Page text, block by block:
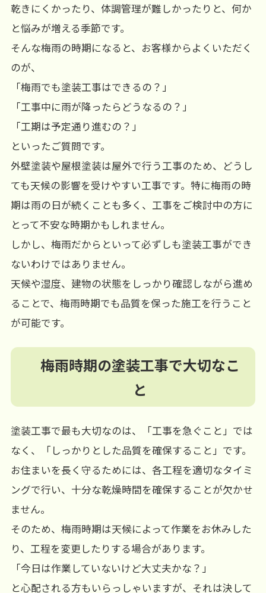
乾きにくかったり、体調管理が難しかったりと、何か
と悩みが増える季節です。
そんな梅雨の時期になると、お客様からよくいただく
のが、
「梅雨でも塗装工事はできるの？」
「工事中に雨が降ったらどうなるの？」
「工期は予定通り進むの？」
といったご質問です。
外壁塗装や屋根塗装は屋外で行う工事のため、どうし
ても天候の影響を受けやすい工事です。特に梅雨の時
期は雨の日が続くことも多く、工事をご検討中の方に
とって不安な時期かもしれません。
しかし、梅雨だからといって必ずしも塗装工事ができ
ないわけではありません。
天候や湿度、建物の状態をしっかり確認しながら進め
ることで、梅雨時期でも品質を保った施工を行うこと
が可能です。
梅雨時期の塗装工事で大切なこ
と
塗装工事で最も大切なのは、「工事を急ぐこと」では
なく、「しっかりとした品質を確保すること」です。
お住まいを長く守るためには、各工程を適切なタイミ
ングで行い、十分な乾燥時間を確保することが欠かせ
ません。
そのため、梅雨時期は天候によって作業をお休みした
り、工程を変更したりする場合があります。
「今日は作業していないけど大丈夫かな？」
と心配される方もいらっしゃいますが、それは決して